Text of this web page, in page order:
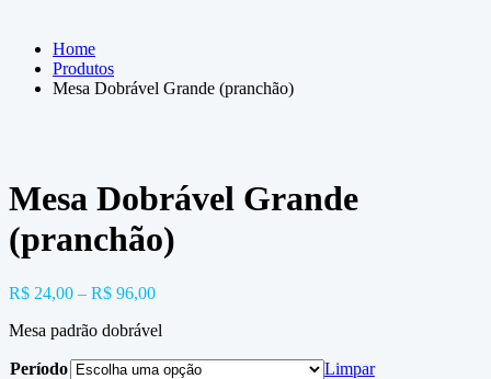
Home
Produtos
Mesa Dobrável Grande (pranchão)
Mesa Dobrável Grande
(pranchão)
R$ 24,00 – R$ 96,00
Mesa padrão dobrável
Período Limpar